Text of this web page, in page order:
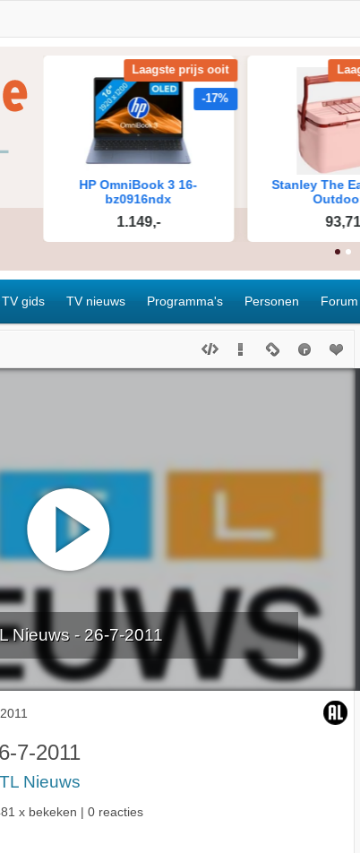
TV gids TV nieuws Programma's Personen Forum
Nieuws - 26-7-2011
7-2011
Nieuws
x bekeken | 0 reacties
2011 22-7-2011 23-7-2011 24-7-2011